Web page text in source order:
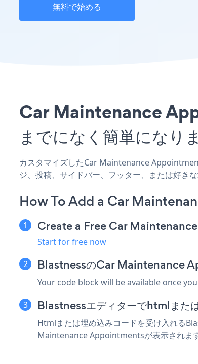
無料で始める
Car Maintenance
までになく簡単になり
カスタマイズしたCar Maintenance
ジ、投稿、サイドバー、フッター、または好き
How To Add a Car
Create a Free Car
Start for free now
BlastnessのCar Maintenance
Your code block will be available once
Blastnessエディターでhtmlまた
Htmlまたは埋め込みコードを受け入れる
Maintenance Appointmentsが表示されま